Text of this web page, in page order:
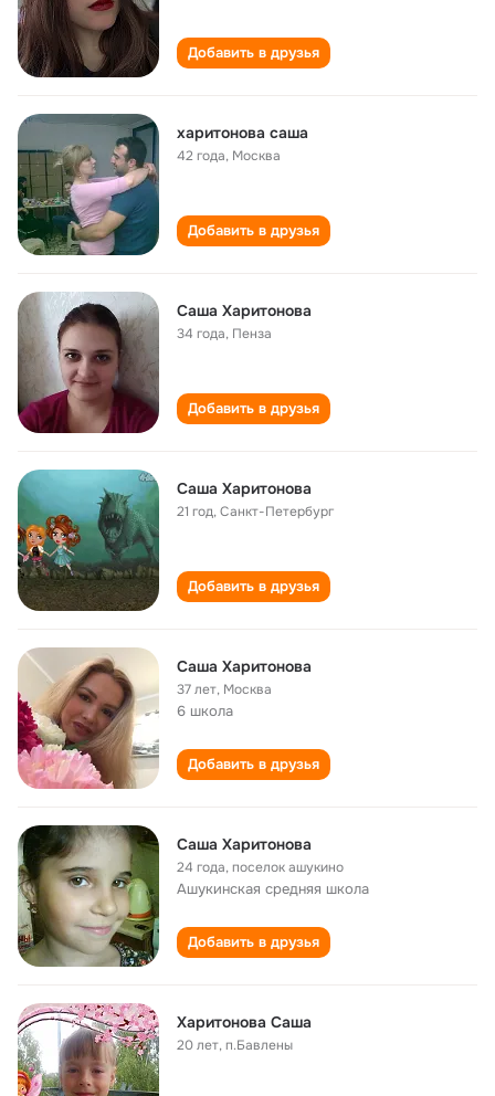
Добавить в друзья
харитонова саша
42 года, Москва
Добавить в друзья
Саша Харитонова
34 года, Пенза
Добавить в друзья
Саша Харитонова
21 год,Санкт-Петербург
Добавить в друзья
Саша Харитонова
37 лет, Москва
6 школа
Добавить в друзья
Саша Харитонова
24 года,поселок ашукино
Ашукинская cредняя школа
Добавить в друзья
Харитонова Саша
20 лет,п.Бавлены